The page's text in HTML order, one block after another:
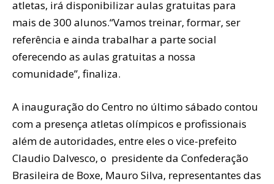
atletas, irá disponibilizar aulas gratuitas para
mais de 300 alunos.“Vamos treinar, formar, ser
referência e ainda trabalhar a parte social
oferecendo as aulas gratuitas a nossa
comunidade”, finaliza.
A inauguração do Centro no último sábado contou
com a presença atletas olímpicos e profissionais
além de autoridades, entre eles o vice-prefeito
Claudio Dalvesco, o presidente da Confederação
Brasileira de Boxe, Mauro Silva, representantes das